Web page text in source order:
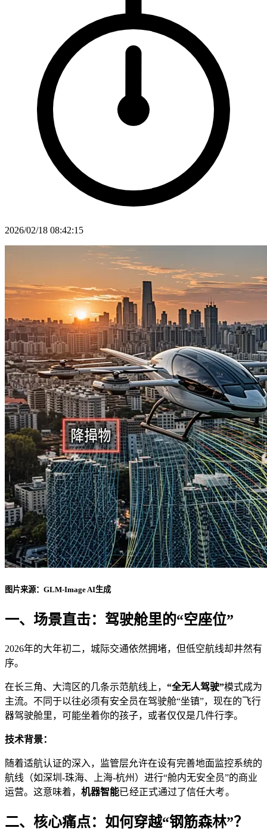
2026/02/18 08:42:15
图片来源：GLM-Image AI生成
一、场景直击：驾驶舱里的“空座位”
2026年的大年初二，城际交通依然拥堵，但低空航线却井然有
序。
在长三角、大湾区的几条示范航线上， “全无人驾驶”模式成为
主流。不同于以往必须有安全员在驾驶舱“坐镇”，现在的飞行
器驾驶舱里，可能坐着你的孩子，或者仅仅是几件行李。
技术背景：
随着适航认证的深入，监管层允许在设有完善地面监控系统的
航线（如深圳-珠海、上海-杭州）进行“舱内无安全员”的商业
运营。这意味着， 机器智能已经正式通过了信任大考。
二、核心痛点：如何穿越“钢筋森林”？